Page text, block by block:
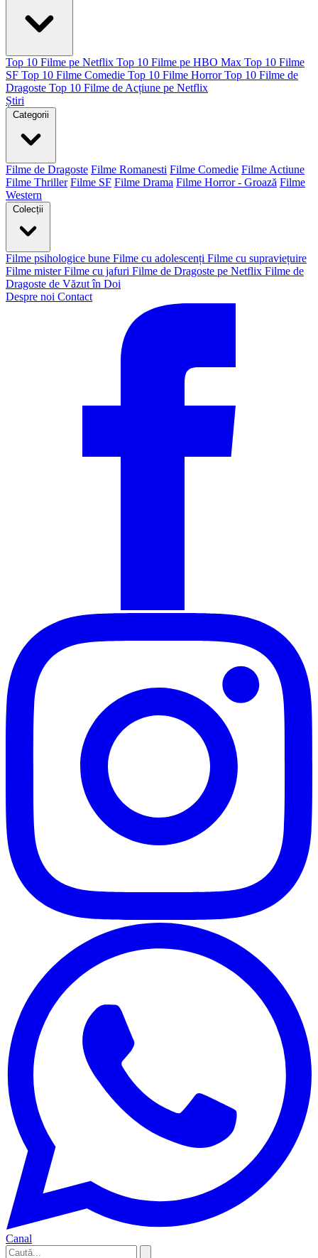
Top 10 Filme pe Netflix Top 10 Filme pe HBO Max Top 10 Filme
SF Top 10 Filme Comedie Top 10 Filme Horror Top 10 Filme de
Dragoste Top 10 Filme de Acțiune pe Netflix
Știri
Categorii
Filme de Dragoste Filme Romanesti Filme Comedie Filme Actiune
Filme Thriller Filme SF Filme Drama Filme Horror - Groază Filme
Western
Colecții
Filme psihologice bune Filme cu adolescenți Filme cu supraviețuire
Filme mister Filme cu jafuri Filme de Dragoste pe Netflix Filme de
Dragoste de Văzut în Doi
Despre noi Contact
Canal